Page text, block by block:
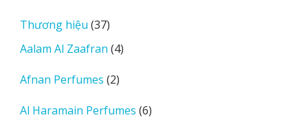
Thương hiệu 3737
sản
phẩm
Aalam Al Zaafran 44
Afnan Perfumes 22
phẩm
Al Haramain Perfumes 66